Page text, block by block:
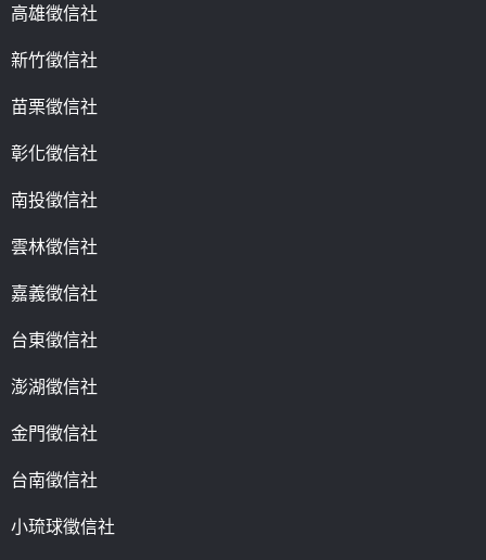
高雄徵信社
新竹徵信社
苗栗徵信社
彰化徵信社
南投徵信社
雲林徵信社
嘉義徵信社
台東徵信社
澎湖徵信社
金門徵信社
台南徵信社
小琉球徵信社